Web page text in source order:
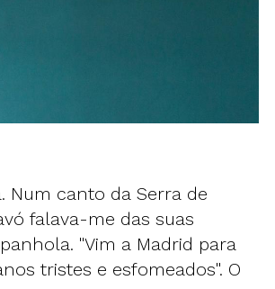
Num canto da Serra de
falava-me das suas
"Vim a Madrid para
tristes e esfomeados". O